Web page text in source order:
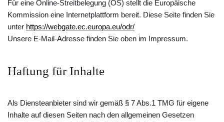
Für eine Online-Streitbelegung (OS) stellt die Europäische
Kommission eine Internetplattform bereit. Diese Seite finden Sie
unter https://webgate.ec.europa.eu/odr/
Unsere E-Mail-Adresse finden Sie oben im Impressum.
Haftung für Inhalte
Als Diensteanbieter sind wir gemäß § 7 Abs.1 TMG für eigene
Inhalte auf diesen Seiten nach den allgemeinen Gesetzen